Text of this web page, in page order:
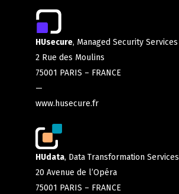
HUsecure, Managed Security Services
2 Rue des Moulins
75001 PARIS – FRANCE
—
www.husecure.fr
HUdata, Data Transformation Services
20 Avenue de l’Opéra
75001 PARIS – FRANCE